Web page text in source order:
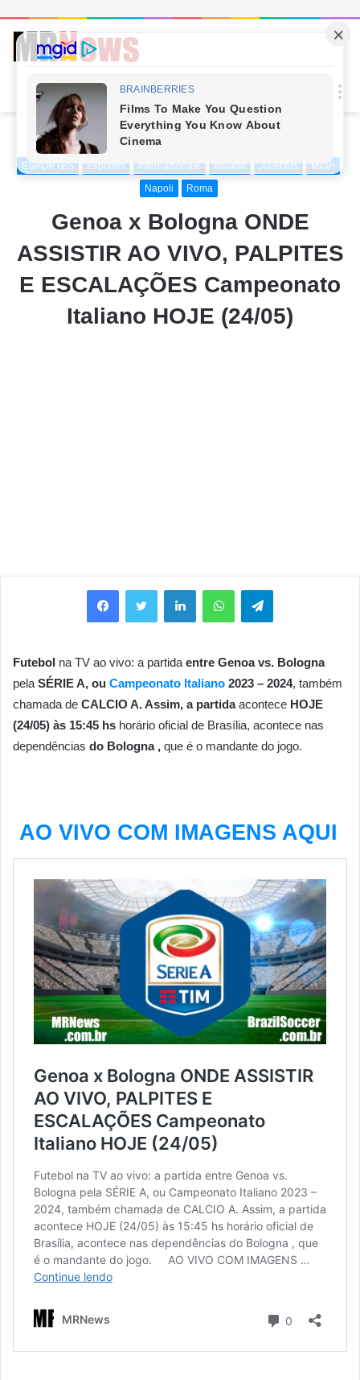
Início / ESPORTES
ESPORTES Esportes Internazionale Italiano Juventus
Milan
Napoli
Roma
Genoa x Bologna ONDE
ASSISTIR AO VIVO, PALPITES
E ESCALAÇÕES Campeonato
Italiano HOJE (24/05)
FacebookTwitter LinkedinWhatsAppTelegram
Futebol na TV ao vivo: a partida entre Genoa vs. Bologna
pela SÉRIEA, ou Campeonato Italiano 2023 – 2024, também
chamada de CALCIO A. Assim, a partidaacontece HOJE
(24/05) às 15:45 hs horário oficial de Brasília, acontece nas
dependências do Bologna , que é o mandante do jogo.
AO VIVO COM IMAGENS AQUI